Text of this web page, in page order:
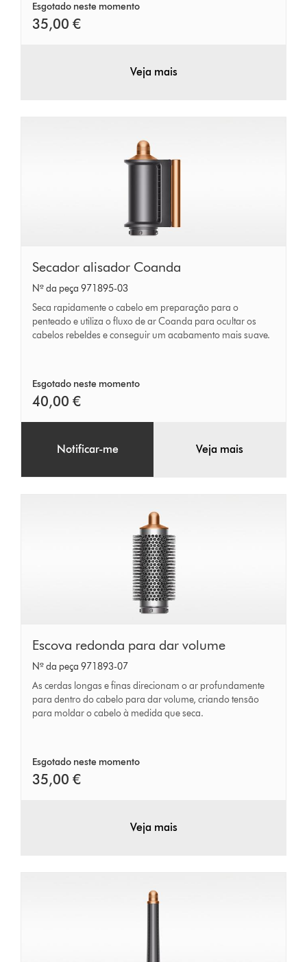
Esgotado neste momento
35,00 €
Veja mais
Secador
alisador
Coanda
Secador alisador Coanda
Nº da peça 971895-03
Seca rapidamente o cabelo em preparação para o
penteado e utiliza o fluxo de ar Coanda para ocultar os
cabelos rebeldes e conseguir um acabamento mais suave.
Esgotado neste momento
40,00 €
Notificar-me Veja mais
Escova
redonda
para
dar
volume
Escova redonda para dar volume
Nº da peça 971893-07
As cerdas longas e finas direcionam o ar profundamente
para dentro do cabelo para dar volume, criando tensão
para moldar o cabelo à medida que seca.
Esgotado neste momento
35,00 €
Veja mais